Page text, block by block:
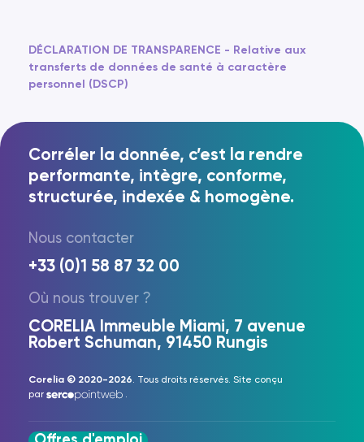
DÉCLARATION DE TRANSPARENCE - Relative aux
transferts de données de santé à caractère
personnel (DSCP)
Corelia © 2020-2026. Tous droits réservés. Site conçu
par
.
Corréler la donnée, c’est la rendre
performante, intègre, conforme,
structurée, indexée & homogène.
Nous contacter
+33 (0)1 58 87 32 00
Où nous trouver ?
CORELIA Immeuble Miami, 7 avenue
Robert Schuman, 91450 Rungis